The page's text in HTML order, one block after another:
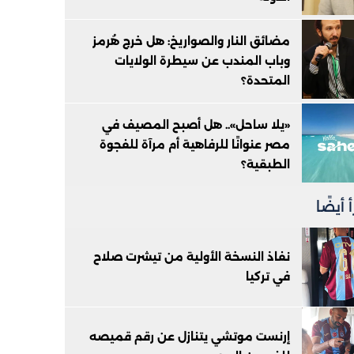
مضائق النار والصواريخ: هل خرج هُرمز
وباب المندب عن سيطرة الولايات
المتحدة؟
«يلا ساحل».. هل أصبح المصيف في
مصر عنوانًا للرفاهية أم مرآة للفجوة
الطبقية؟
أيضًا
نفاذ النسخة الأولية من تيشرت صلاح
في تركيا
إرنست موتشي يتنازل عن رقم قميصه